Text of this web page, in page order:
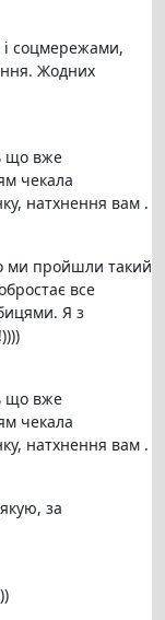
і соцмережами,
Жодних
що вже
чекала
натхнення вам .
ми пройшли такий
все
Я з
що вже
чекала
натхнення вам .
за